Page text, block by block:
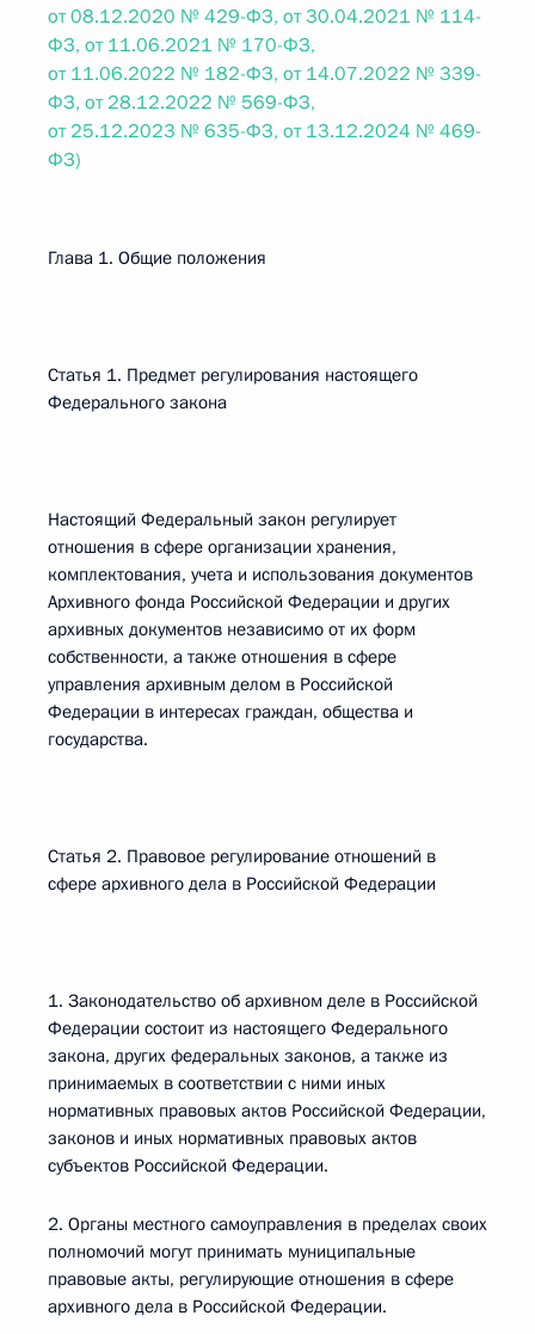
от 08.12.2020 № 429-ФЗ, от 30.04.2021 № 114-
ФЗ, от 11.06.2021 № 170-ФЗ,
от 11.06.2022 № 182-ФЗ, от 14.07.2022 № 339-
ФЗ, от 28.12.2022 № 569-ФЗ,
от 25.12.2023 № 635-ФЗ, от 13.12.2024 № 469-
ФЗ)
Глава 1. Общие положения
Статья 1. Предмет регулирования настоящего
Федерального закона
Настоящий Федеральный закон регулирует
отношения в сфере организации хранения,
комплектования, учета и использования документов
Архивного фонда Российской Федерации и других
архивных документов независимо от их форм
собственности, а также отношения в сфере
управления архивным делом в Российской
Федерации в интересах граждан, общества и
государства.
Статья 2. Правовое регулирование отношений в
сфере архивного дела в Российской Федерации
1. Законодательство об архивном деле в Российской
Федерации состоит из настоящего Федерального
закона, других федеральных законов, а также из
принимаемых в соответствии с ними иных
нормативных правовых актов Российской Федерации,
законов и иных нормативных правовых актов
субъектов Российской Федерации.
2. Органы местного самоуправления в пределах своих
полномочий могут принимать муниципальные
правовые акты, регулирующие отношения в сфере
архивного дела в Российской Федерации.